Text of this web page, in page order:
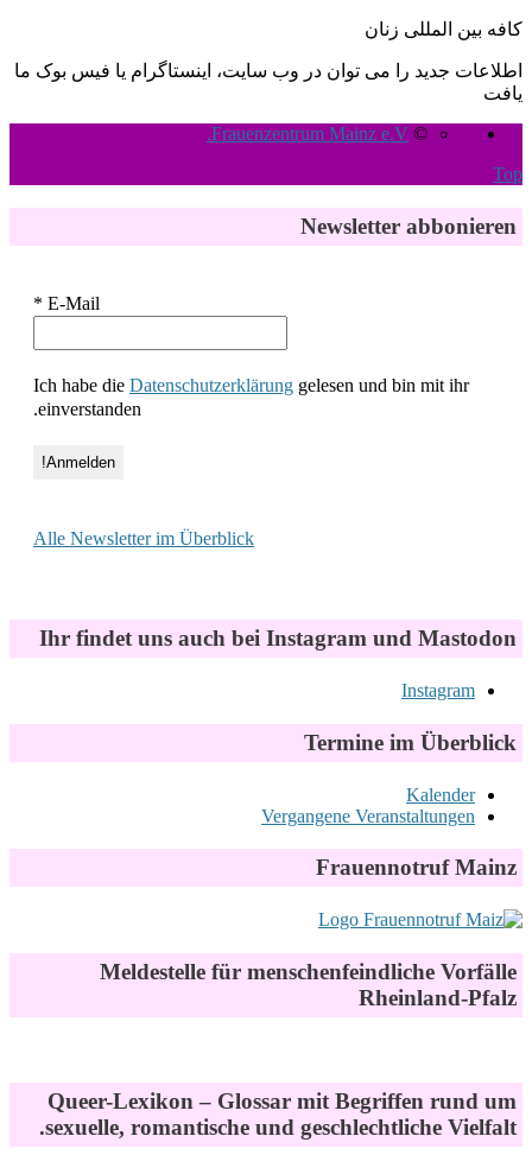
کافه بین المللی زنان
اطلاعات جدید را می توان در وب سایت، اینستاگرام یا فیس بوک ما
یافت
©
Frauenzentrum Mainz e.V.
Top
Newsletter abbonieren
E-Mail
*
Ich habe die Datenschutzerklärung gelesen und bin mit ihr
einverstanden.
Alle Newsletter im Überblick
Ihr findet uns auch bei Instagram und Mastodon
Instagram
Termine im Überblick
Kalender
Vergangene Veranstaltungen
Frauennotruf Mainz
Meldestelle für menschenfeindliche Vorfälle
Rheinland-Pfalz
Queer-Lexikon – Glossar mit Begriffen rund um
sexuelle, romantische und geschlechtliche Vielfalt.